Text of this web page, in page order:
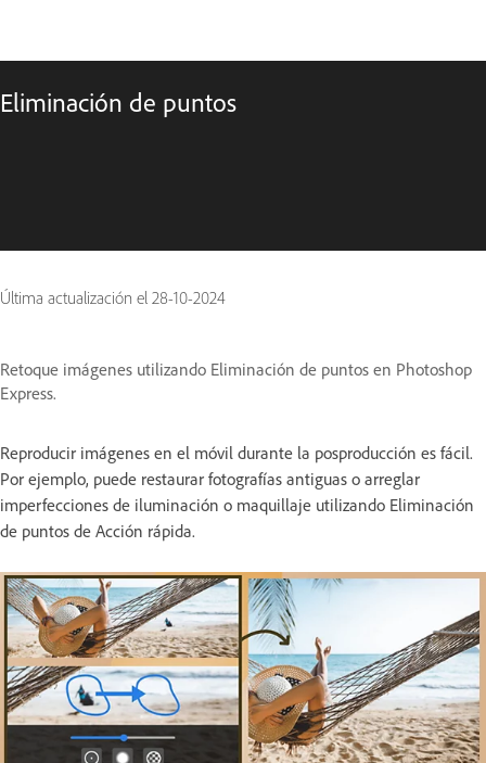
Eliminación de puntos
Última actualización el 28-10-2024
Retoque imágenes utilizando Eliminación de puntos en Photoshop
Express.
Reproducir imágenes en el móvil durante la posproducción es fácil.
Por ejemplo, puede restaurar fotografías antiguas o arreglar
imperfecciones de iluminación o maquillaje utilizando Eliminación
de puntos de Acción rápida.